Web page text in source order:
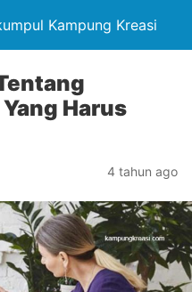
Kampung Kreasi
Harus
4 tahun ago